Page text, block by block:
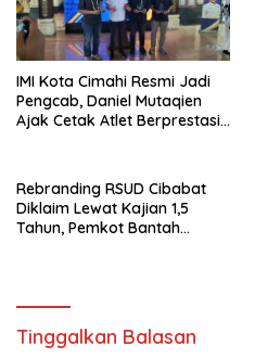
IMI Kota Cimahi Resmi Jadi
Pengcab, Daniel Mutaqien
Ajak Cetak Atlet Berprestasi
Rebranding RSUD Cibabat
Diklaim Lewat Kajian 1,5
Tahun, Pemkot Bantah
Tinggalkan Balasan